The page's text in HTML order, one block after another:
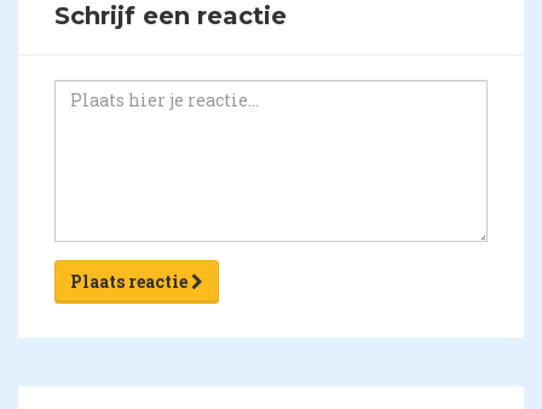
Schrijf een reactie
Plaats reactie